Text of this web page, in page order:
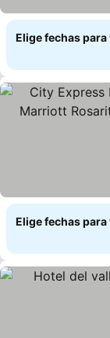
Elige fechas
Elige fechas